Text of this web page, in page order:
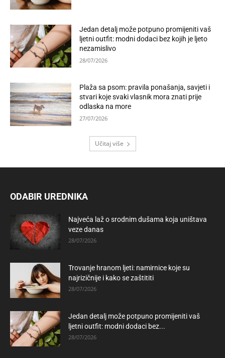
Jedan detalj može potpuno promijeniti vaš
ljetni outfit: modni dodaci bez kojih je ljeto
nezamislivo
28/07/2026
Plaža sa psom: pravila ponašanja, savjeti i
stvari koje svaki vlasnik mora znati prije
odlaska na more
27/07/2026
Učitaj više
ODABIR UREDNIKA
Najveća laž o srodnim dušama koja uništava
veze danas
28/07/2026
Trovanje hranom ljeti: namirnice koje su
najrizičnije i kako se zaštititi
28/07/2026
Jedan detalj može potpuno promijeniti vaš
ljetni outfit: modni dodaci bez...
28/07/2026